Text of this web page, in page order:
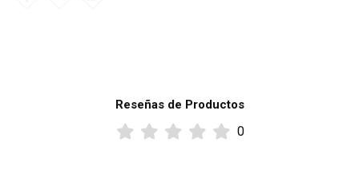
Reseñas de Productos
0